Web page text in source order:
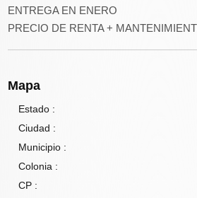
ENTREGA EN ENERO
PRECIO DE RENTA +
Mapa
Estado :
Ciudad :
Municipio :
Colonia :
CP :